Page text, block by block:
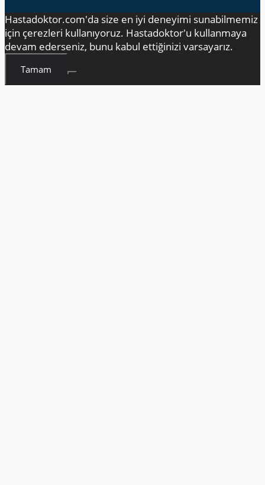
Hastadoktor.com'da size en iyi deneyimi sunabilmemiz
için çerezleri kullanıyoruz. Hastadoktor'u kullanmaya
devam ederseniz, bunu kabul ettiğinizi varsayarız.
Tamam